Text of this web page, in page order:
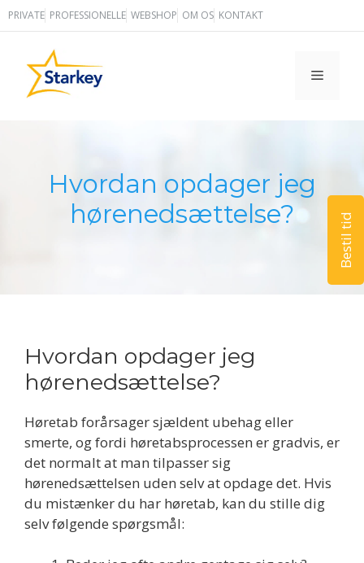
Hop
til
PRIVATE PROFESSIONELLE WEBSHOP OM OS KONTAKT
MENU
Hvordan opdager jeg
hørenedsættelse?
Hvordan opdager jeg
hørenedsættelse?
Høretab forårsager sjældent ubehag eller
smerte, og fordi høretabsprocessen er gradvis, er
det normalt at man tilpasser sig
hørenedsættelsen uden selv at opdage det. Hvis
du mistænker du har høretab, kan du stille dig
selv følgende spørgsmål:
Bestil tid